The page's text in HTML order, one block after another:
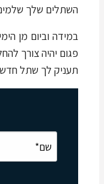
השתלים שלך
במידה וביום מן
פגום יהיה צורך
תעניק לך שתל חדש